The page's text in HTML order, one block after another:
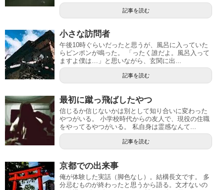
記事を読む
小さな訪問者
午後10時ぐらいだったと思うが、風呂に入っていた
らピンポンが鳴った。 「ったく誰だよ。風呂入って
ますよ僕は…」と思いながら、玄関に出...
記事を読む
最初に蹴っ飛ばしたやつ
信じるか信じないかは別として知り合いに変わった
やつがいる。 小学校時代からの友人で、現役の住職
をやってるやつがいる。 私自身は霊感なんて...
記事を読む
京都での出来事
俺が体験した実話（脚色なし）。結構長文です。 多
分忌むものが終わったと思うから語る。文才ないの